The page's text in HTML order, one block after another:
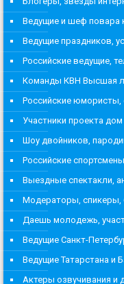
Ведущие и шеф повара
Ведущие праздников,
Российские ведущие,
Команды КВН Высшая
Российские юмористы,
Участники проекта дом
Шоу двойников,
Российские
Выездные спектакли,
Модераторы, спикеры,
Даешь молодежь,
Ведущие Санкт-
Ведущие Татарстана и
Актеры озвучивания и